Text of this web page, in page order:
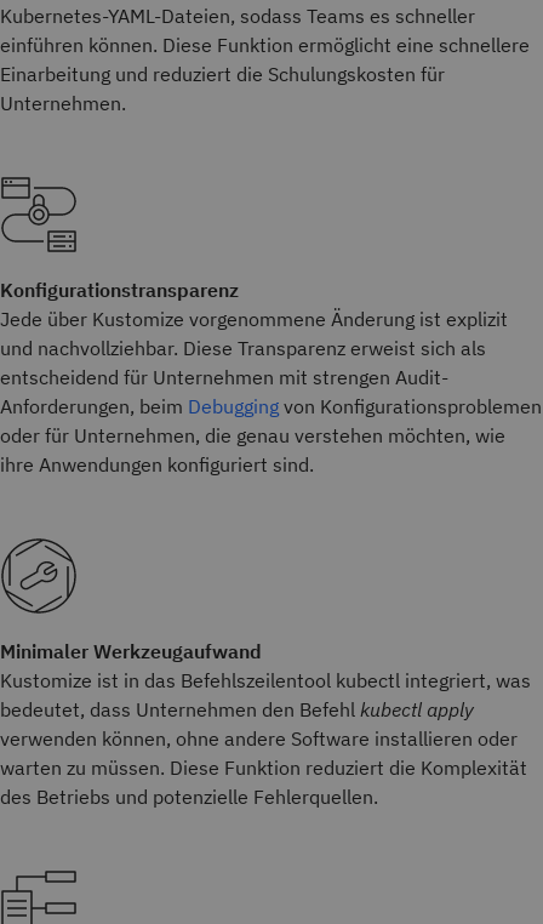
Kubernetes-YAML-Dateien, sodass Teams es schneller
einführen können. Diese Funktion ermöglicht eine schnellere
Einarbeitung und reduziert die Schulungskosten für
Unternehmen.
Konfigurationstransparenz
Jede über Kustomize vorgenommene Änderung ist explizit
und nachvollziehbar. Diese Transparenz erweist sich als
entscheidend für Unternehmen mit strengen Audit-
Anforderungen, beim Debugging von Konfigurationsproblemen
oder für Unternehmen, die genau verstehen möchten, wie
ihre Anwendungen konfiguriert sind.
Minimaler Werkzeugaufwand
Kustomize ist in das Befehlszeilentool kubectl integriert, was
bedeutet, dass Unternehmen den Befehl kubectl apply
verwenden können, ohne andere Software installieren oder
warten zu müssen. Diese Funktion reduziert die Komplexität
des Betriebs und potenzielle Fehlerquellen.